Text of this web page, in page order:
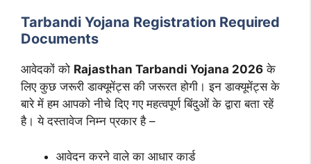
Tarbandi Yojana Registration Required
Documents
आवेदकों को Rajasthan Tarbandi Yojana 2026 के
लिए कुछ जरूरी डाक्यूमेंट्स की जरूरत होगी। इन डाक्यूमेंट्स के
बारे में हम आपको नीचे दिए गए महत्वपूर्ण बिंदुओं के द्वारा बता रहें
है। ये दस्तावेज निम्न प्रकार है –
आवेदन करने वाले का आधार कार्ड